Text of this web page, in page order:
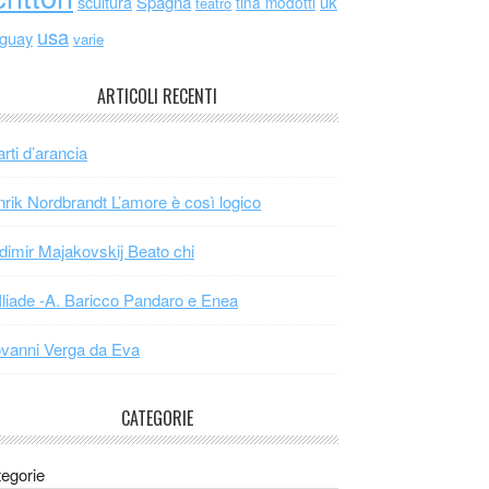
usa varie
ARTICOLI RECENTI
d’arancia
Nordbrandt L’amore è così logico
Majakovskij Beato chi
-A. Baricco Pandaro e Enea
Verga da Eva
CATEGORIE